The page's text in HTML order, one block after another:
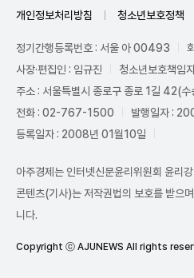
개인정보처리방침 청소년보호정책
정기간행등록번호 : 서울 아 00493
사장·편집인 : 임규진
청소년보호책임
주소 : 서울특별시 종로구 종로 1길 42(
전화 : 02-767-1500
발행일자 :
등록일자 : 2008년 01월10일
아주경제는 인터넷신문윤리위원회 윤리
콘텐츠(기사)는 저작권법의 보호를 받으
니다.
Copyright ⓒ AJUNEWS All rights